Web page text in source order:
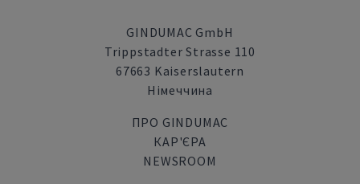
GINDUMAC GmbH
Trippstadter Strasse 110
67663 Kaiserslautern
Німеччина
ПРО GINDUMAC
КАР'ЄРА
NEWSROOM